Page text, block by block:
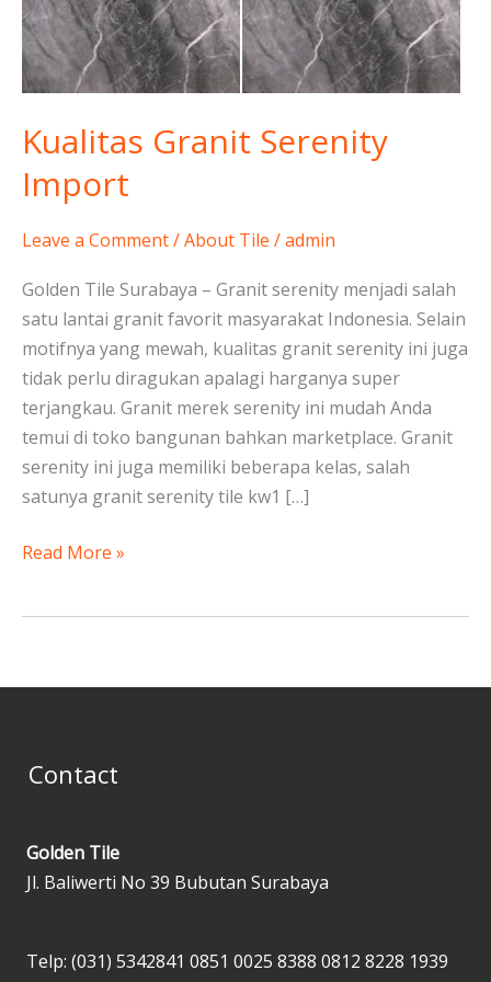
Kualitas Granit Serenity
Import
Leave a Comment/About Tile /admin
Golden Tile Surabaya – Granit serenity menjadi salah
satu lantai granit favorit masyarakat Indonesia. Selain
motifnya yang mewah, kualitas granit serenity ini juga
tidak perlu diragukan apalagi harganya super
terjangkau. Granit merek serenity ini mudah Anda
temui di toko bangunan bahkan marketplace. Granit
serenity ini juga memiliki beberapa kelas, salah
satunya granit serenity tile kw1 […]
Read More »
Contact
Golden Tile
Jl. Baliwerti No 39 Bubutan Surabaya
Telp: (031) 5342841 0851 0025 8388 0812 8228 1939